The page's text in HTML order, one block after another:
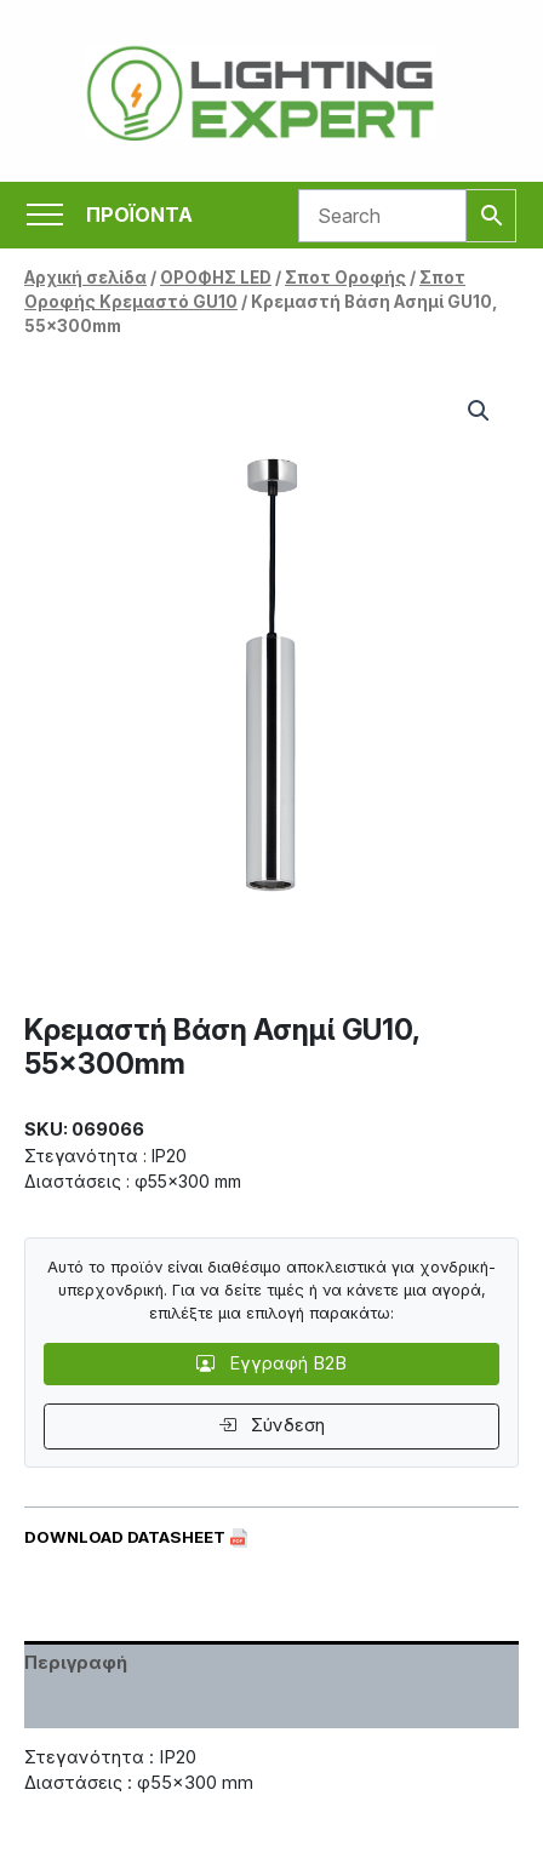
περιεχόμενο
ΠΡΟΪΟΝΤΑ
Αρχική σελίδα/ ΟΡΟΦΗΣ LED / Σποτ Οροφής / Σποτ
Οροφής Κρεμαστό GU10 / Κρεμαστή Βάση Ασημί GU10,
55x300mm
Κρεμαστή Βάση Ασημί GU10,
55x300mm
SKU: 069066
Στεγανότητα : IP20
Διαστάσεις : φ55×300 mm
DOWNLOAD DATASHEET
Αυτό το προϊόν είναι διαθέσιμο αποκλειστικά για χονδρική-
υπερχονδρική. Για να δείτε τιμές ή να κάνετε μια αγορά,
επιλέξτε μια επιλογή παρακάτω:
Εγγραφή B2B
Σύνδεση
Περιγραφή
Στεγανότητα : IP20
Διαστάσεις : φ55×300 mm